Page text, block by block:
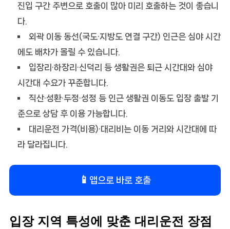
진입 구간 주변으로 호출이 많아 미리 호출하는 것이 좋습니
다.
외곽 이동 동선(국도·지방도 연결 구간) 인근은 심야 시간
에도 배차가 몰릴 수 있습니다.
입장리·하장리·신덕리 등 생활권은 퇴근 시간대와 심야
시간대 수요가 꾸준합니다.
직산·성환·두정·성정 등 인근 생활권 이동도 입장 출발 기
준으로 상담 후 이용 가능합니다.
대리운전 가격(비용)·대리비는 이동 거리와 시간대에 따
라 달라집니다.
📱 앱으로 바로 호출
입장 지역 특성에 맞춘 대리운전 장점